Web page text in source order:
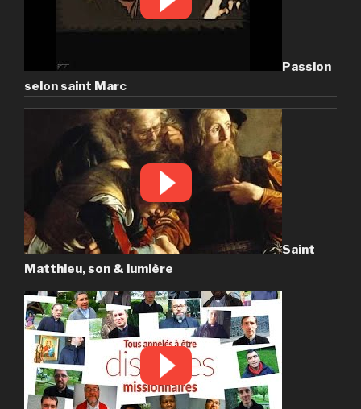
Passion
selon saint Marc
Saint
Matthieu, son & lumière